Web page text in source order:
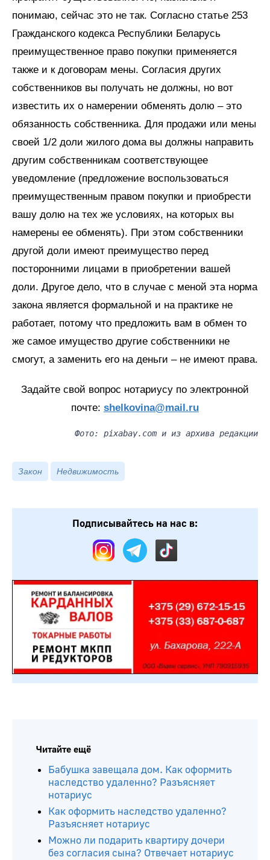
понимаю, сейчас это не так. Согласно статье 253
Гражданского кодекса Республики Беларусь
преимущественное право покупки применяется
также и к договорам мены. Согласия других
собственников вы получать не должны, но вот
известить их о намерении обменять долю – это
обязанность собственника. Для продажи или мены
своей 1/2 доли жилого дома вы должны направить
другим собственникам соответствующее
уведомление (предложение воспользоваться
преимущественным правом покупки и приобрести
вашу долю на тех же условиях, на которых вы
намерены ее обменять). При этом собственники
другой доли имеют преимущество перед
посторонними лицами в приобретении вашей
доли. Другое дело, что в случае с меной эта норма
закона является формальной и на практике не
работает, потому что предложить вам в обмен то
же самое имущество другие собственники не
смогут, а заменить его на деньги – не имеют права.
Задайте свой вопрос нотариусу по электронной
почте: shelkovina@mail.ru
Фото: pixabay.com и из архива редакции
Закон Недвижимость
Подписывайтесь на нас в:
Читайте ещё
Бабушка завещала дом. Как оформить
наследство удаленно? Разъясняет
нотариус
Как оформить наследство удаленно?
Разъясняет нотариус
Можно ли подарить квартиру дочери
без согласия сына? Отвечает нотариус